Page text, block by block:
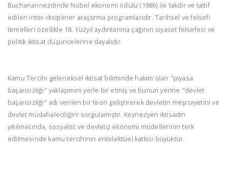
Buchanannezdinde Nobel ekonomi ödülü (1986) ile takdir ve taltif
edilen inter-disipliner araştırma programlarıdır. Tarihsel ve felsefi
temelleri özellikle 18. Yüzyıl aydınlanma çağının siyaset felsefesi ve
politik iktisat düşüncelerine dayalıdır.
Kamu Tercihi geleneksel iktisat biliminde hakim olan "piyasa
başarısızlığı" yaklaşımını yerle bir etmiş ve bunun yerine "devlet
başarısızlığı" adı verilen bir teori geliştirerek devletin meşruiyetini ve
devlet müdahaleciliğini sorgulamıştır. Keynezyen iktisadın
yıkılmasında, sosyalist ve devletçi ekonomi modellerinin terk
edilmesinde kamu tercihinin entelektüel katkısı büyüktür.